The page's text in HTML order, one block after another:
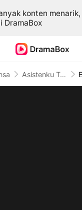
konten menarik,
DramaBox
Asistenku Ternyata Sultan